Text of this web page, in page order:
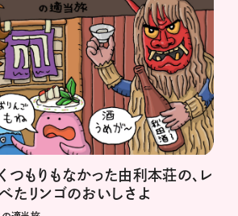
つもりもなかった由利本荘の、レ
たリンゴのおいしさよ